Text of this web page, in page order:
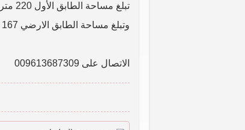
تبلغ مساحة الطابق الأول 220 متر مربع
وتبلغ مساحة الطابق الارضي 167 متر مربع
الاتصال على 009613687309